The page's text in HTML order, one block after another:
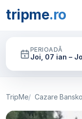
tripme.ro
PERIOADĂ
Joi, 07 ian –
TripMe Cazare Bansko